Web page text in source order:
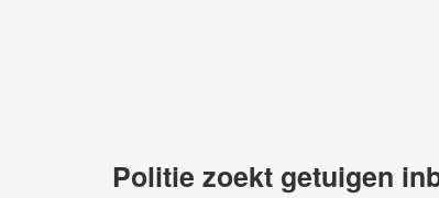
Politie zoekt getuigen